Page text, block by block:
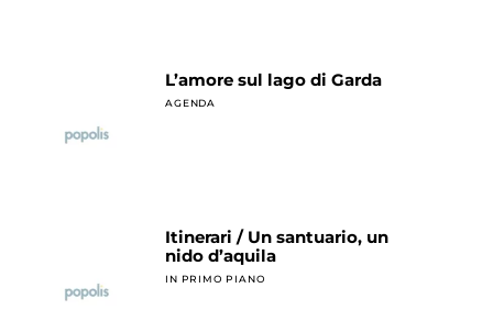
L’amore sul lago di Garda
AGENDA
Itinerari / Un santuario, un
nido d’aquila
IN PRIMO PIANO